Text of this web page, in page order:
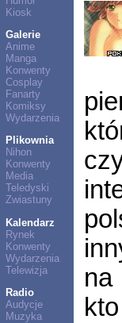
Kiosk
Galerie
Anime
Manga
Konwenty
Cosplay
Fanarty
Komiksy
Wydarzenia
Plikownia
Nihon
Konwenty
Media
Teledyski
Zwiastuny
Kalendarz
Rynek
Konwenty
Wydarzenia
Telewizja
Radio
Audycje
Muzyka
na